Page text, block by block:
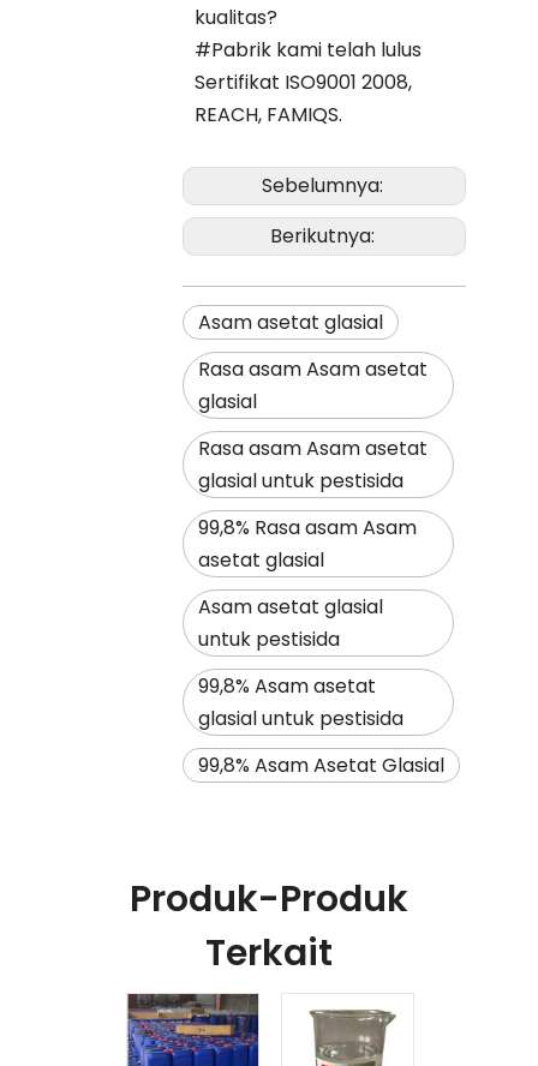
kualitas?
#Pabrik kami telah lulus
Sertifikat ISO9001 2008,
REACH, FAMIQS.
Sebelumnya:
Berikutnya:
Asam asetat glasial
Rasa asam Asam asetat
glasial
Rasa asam Asam asetat
glasial untuk pestisida
99,8% Rasa asam Asam
asetat glasial
Asam asetat glasial
untuk pestisida
99,8% Asam asetat
glasial untuk pestisida
99,8% Asam Asetat Glasial
Produk-Produk
Terkait